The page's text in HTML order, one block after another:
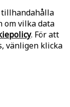
tillhandahålla
om vilka data
. För att
vänligen klicka